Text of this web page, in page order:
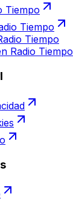
Tiempo
Tiempo
Tiempo
Radio Tiempo